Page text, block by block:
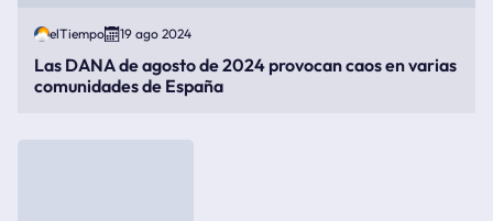
elTiempo 19 ago 2024
Las DANA de agosto de 2024 provocan caos en varias
comunidades de España